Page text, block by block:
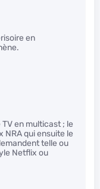
en
en multicast ; le
NRA qui ensuite le
telle ou
Netflix ou